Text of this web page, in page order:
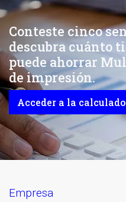
Conteste cinco
descubra cuánto
puede ahorrar
de impresión.
Acceder a la
empresa